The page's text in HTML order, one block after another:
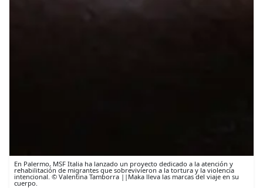
En Palermo, MSF Italia ha lanzado un proyecto dedicado a la atención y
rehabilitación de migrantes que sobrevivieron a la tortura y la violencia
intencional. © Valentina Tamborra ||Maka lleva las marcas del viaje en su
cuerpo.